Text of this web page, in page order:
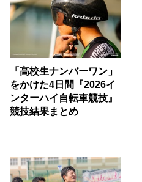
「高校生ナンバーワン」
をかけた4日間『2026イ
ンターハイ自転車競技』
競技結果まとめ